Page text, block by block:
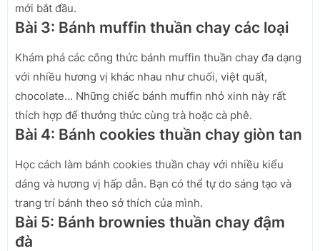
mới bắt đầu.
Bài 3: Bánh muffin thuần chay các loại
Khám phá các công thức bánh muffin thuần chay đa dạng
với nhiều hương vị khác nhau như chuối, việt quất,
chocolate... Những chiếc bánh muffin nhỏ xinh này rất
thích hợp để thưởng thức cùng trà hoặc cà phê.
Bài 4: Bánh cookies thuần chay giòn tan
Học cách làm bánh cookies thuần chay với nhiều kiểu
dáng và hương vị hấp dẫn. Bạn có thể tự do sáng tạo và
trang trí bánh theo sở thích của mình.
Bài 5: Bánh brownies thuần chay đậm
đà